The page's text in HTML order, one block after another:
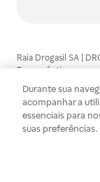
Raia Drogasil SA |
Farmacêutico
automedicação e
persistirem os
SA trabalha com as
efetuados estão
Durante sua
acompanhar a
essenciais para
suas preferências.